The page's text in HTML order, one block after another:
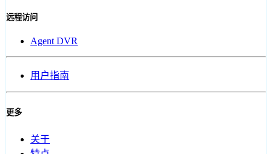
远程访问
Agent DVR
用户指南
更多
关于